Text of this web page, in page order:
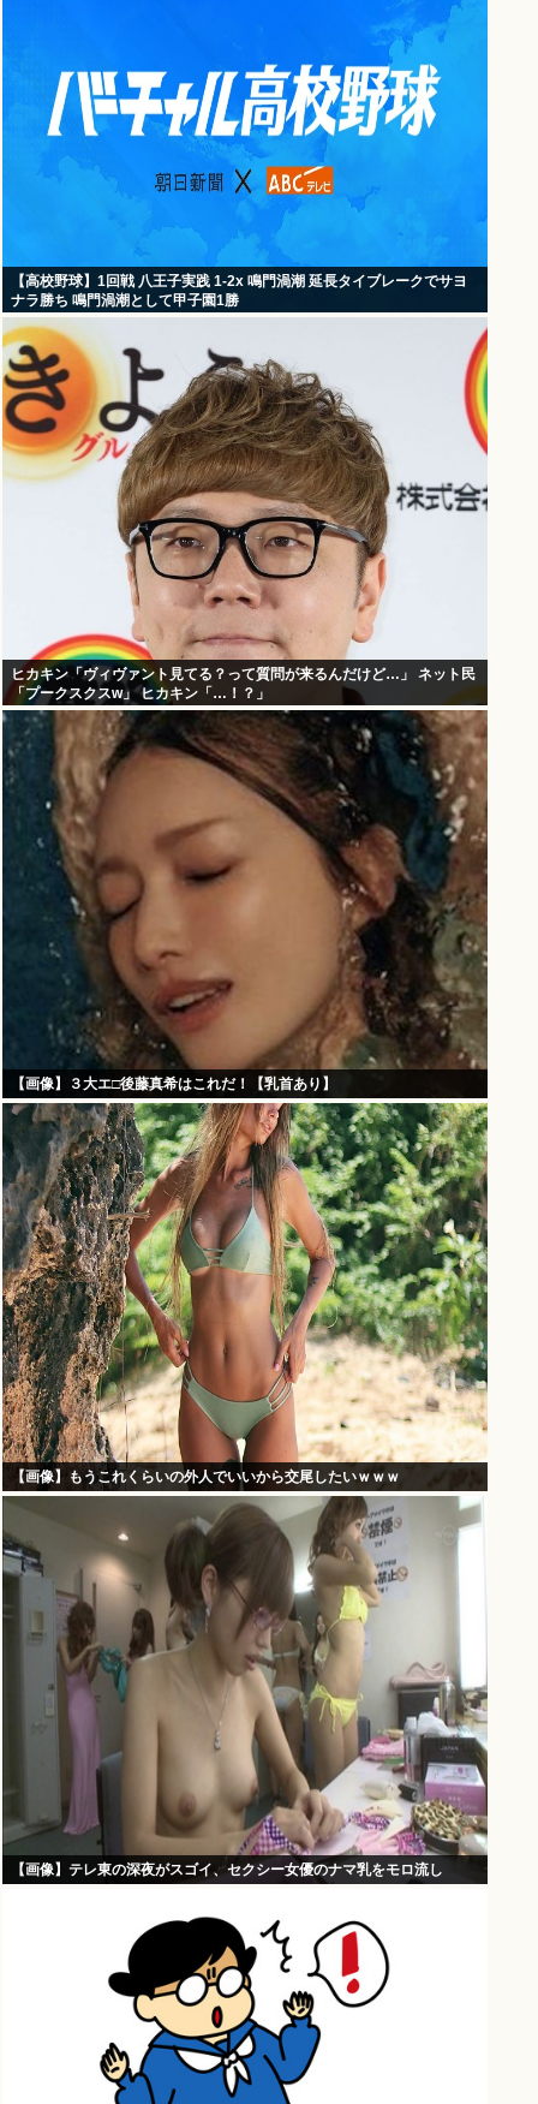
【高校野球】1回戦 八王子実践 1-2x 鳴門渦潮 延長タイブレークでサヨ
ナラ勝ち 鳴門渦潮として甲子園1勝
ヒカキン「ヴィヴァント見てる？って質問が来るんだけど…」 ネット民
「プークスクスw」 ヒカキン「…！？」
【画像】３大エ□後藤真希はこれだ！【乳首あり】
【画像】もうこれくらいの外人でいいから交尾したいｗｗｗ
【画像】テレ東の深夜がスゴイ、セクシー女優のナマ乳をモロ流し